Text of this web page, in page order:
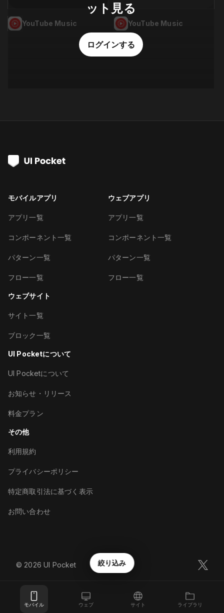
モバイル ウェブ サイト ライブラリ
絞り込み
YouTube Music YouTube Music
ット見る
ログインする
モバイルアプリ
アプリ一覧
コンポーネント一覧
パターン一覧
フロー一覧
ウェブアプリ
アプリ一覧
コンポーネント一覧
パターン一覧
フロー一覧
ウェブサイト
サイト一覧
ブロック一覧
UI Pocketについて
UI Pocketについて
お知らせ・リリース
料金プラン
その他
利用規約
プライバシーポリシー
特定商取引法に基づく表示
お問い合わせ
©︎ 2026 UI Pocket